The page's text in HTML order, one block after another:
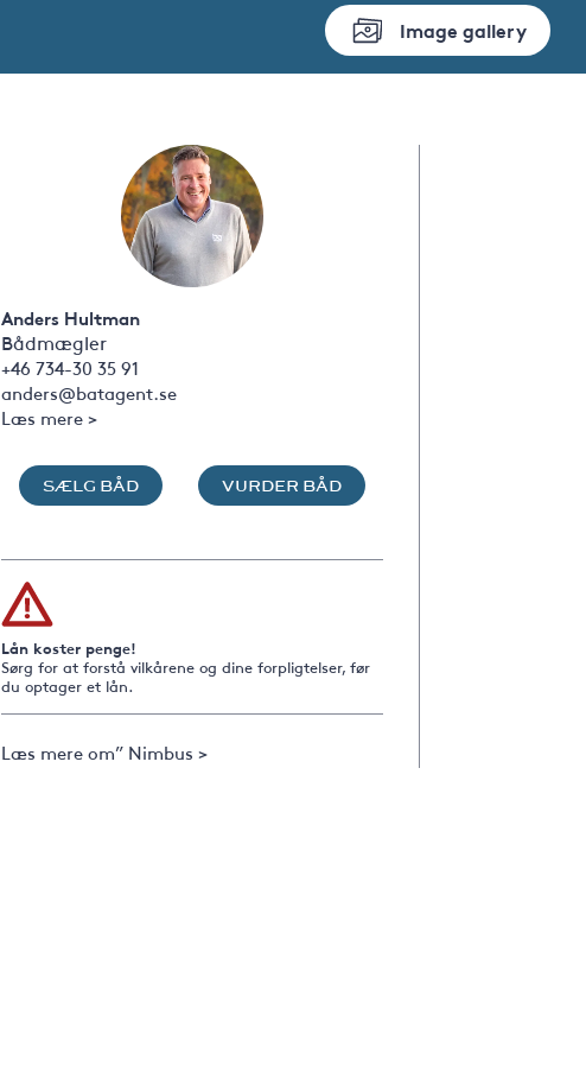
Image gallery
Anders Hultman
Bådmægler
+46 734-30 35 91
anders@batagent.se
Læs mere >
SÆLG BÅD VURDER BÅD
Lån koster penge!
Sørg for at forstå vilkårene og dine forpligtelser, før
du optager et lån.
Læs mere om” Nimbus >